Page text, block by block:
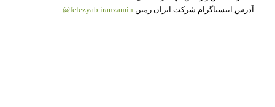
آدرس اینستاگرام شرکت ایران زمین felezyab.iranzamin@